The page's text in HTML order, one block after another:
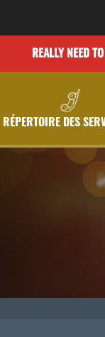
REALLY NEED
RÉPERTOIRE DES